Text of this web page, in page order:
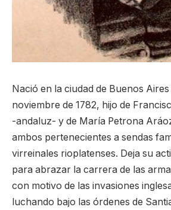
Nació en la ciudad de Buenos Aires
noviembre de 1782, hijo de
-andaluz- y de María Petrona
ambos pertenecientes a sendas
virreinales rioplatenses. Deja su
para abrazar la carrera de las
con motivo de las invasiones
luchando bajo las órdenes de